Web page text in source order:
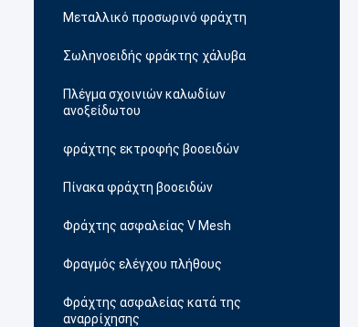
Μεταλλικό προσωρινό φράχτη
Σωληνοειδής φράκτης χάλυβα
Πλέγμα σχοινιών καλωδίων
ανοξείδωτου
φράχτης εκτροφής βοοειδών
Πίνακα φράχτη βοοειδών
Φράχτης ασφαλείας V Mesh
Φραγμός ελέγχου πλήθους
Φράχτης ασφαλείας κατά της
αναρρίχησης